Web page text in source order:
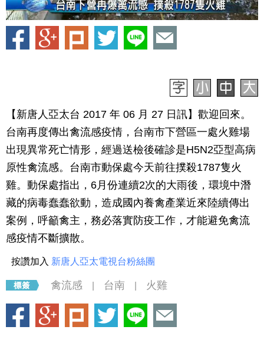
【新唐人亞太台 2017 年 06 月 27 日訊】歡迎回來。
台南再度傳出禽流感疫情，台南市下營區一處火雞場
出現異常死亡情形，經過送檢後確診是H5N2亞型高病
原性禽流感。台南市動保處今天前往撲殺1787隻火
雞。動保處指出，6月份連續2次的大雨後，環境中潛
藏的病毒蠢蠢欲動，造成國內養禽產業近來陸續傳出
案例，呼籲禽主，務必落實防疫工作，才能避免禽流
感疫情不斷擴散。
按讚加入 新唐人亞太電視台粉絲團
禽流感 台南 火雞